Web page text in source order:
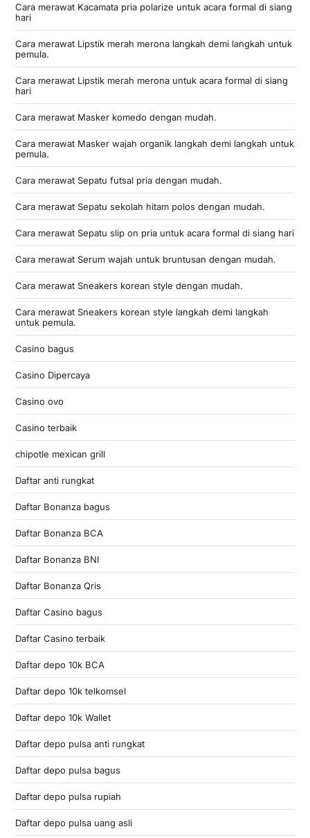
Cara merawat Kacamata pria polarize untuk acara formal di siang
hari
Cara merawat Lipstik merah merona langkah demi langkah untuk
pemula.
Cara merawat Lipstik merah merona untuk acara formal di siang
hari
Cara merawat Masker komedo dengan mudah.
Cara merawat Masker wajah organik langkah demi langkah untuk
pemula.
Cara merawat Sepatu futsal pria dengan mudah.
Cara merawat Sepatu sekolah hitam polos dengan mudah.
Cara merawat Sepatu slip on pria untuk acara formal di siang hari
Cara merawat Serum wajah untuk bruntusan dengan mudah.
Cara merawat Sneakers korean style dengan mudah.
Cara merawat Sneakers korean style langkah demi langkah
untuk pemula.
Casino bagus
Casino Dipercaya
Casino ovo
Casino terbaik
chipotle mexican grill
Daftar anti rungkat
Daftar Bonanza bagus
Daftar Bonanza BCA
Daftar Bonanza BNI
Daftar Bonanza Qris
Daftar Casino bagus
Daftar Casino terbaik
Daftar depo 10k BCA
Daftar depo 10k telkomsel
Daftar depo 10k Wallet
Daftar depo pulsa anti rungkat
Daftar depo pulsa bagus
Daftar depo pulsa rupiah
Daftar depo pulsa uang asli